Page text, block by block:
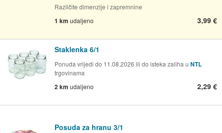
Različite dimenzije i zapremnine
1 km udaljeno 3,99 €
Staklenka 6/1
Ponuda vrijedi do 11.08.2026 ili do isteka zaliha u NTL
trgovinama
2 km udaljeno 2,29 €
Posuda za hranu 3/1